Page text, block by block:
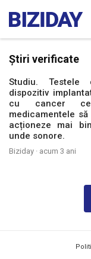
Știri verificate
Studiu.
dispozitiv
cu cancer
medicamentele
acționeze mai
unde sonore.
Biziday · acum 3 ani